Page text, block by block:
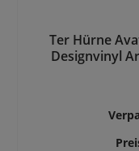
Ter Hürne
Designvinyl